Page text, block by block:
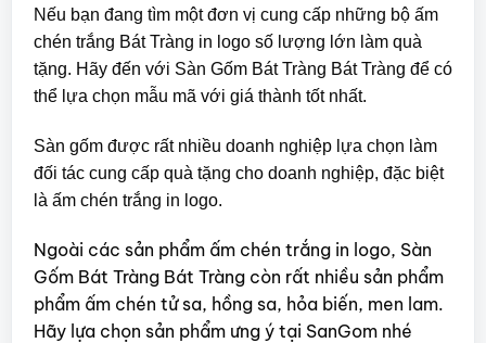
Nếu bạn đang tìm một đơn vị cung cấp những bộ ấm
chén trắng Bát Tràng in logo số lượng lớn làm quà
tặng. Hãy đến với Sàn Gốm Bát Tràng Bát Tràng để có
thể lựa chọn mẫu mã với giá thành tốt nhất.
Sàn gốm được rất nhiều doanh nghiệp lựa chọn làm
đối tác cung cấp quà tặng cho doanh nghiệp, đặc biệt
là ấm chén trắng in logo.
Ngoài các sản phẩm ấm chén trắng in logo, Sàn
Gốm Bát Tràng Bát Tràng còn rất nhiều sản phẩm
phẩm ấm chén tử sa, hồng sa, hỏa biến, men lam.
Hãy lựa chọn sản phẩm ưng ý tại SanGom nhé